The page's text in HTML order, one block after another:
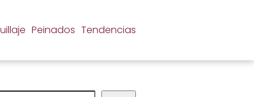
Peinados Tendencias